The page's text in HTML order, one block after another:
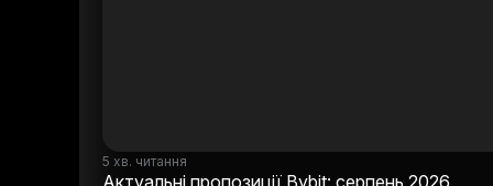
5 хв. читання
Актуальні пропозиції Bybit: серпень 2026